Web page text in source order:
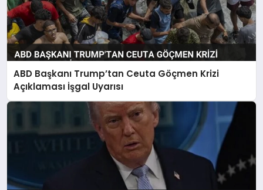
ABD Başkanı Trump’tan Ceuta Göçmen Krizi
Açıklaması İşgal Uyarısı